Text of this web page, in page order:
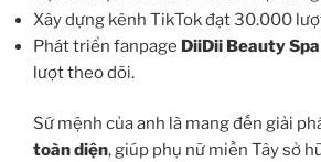
Xây dựng kênh TikTok đạt 30.000
Phát triển fanpage DiiDii Beauty Spa
lượt theo dõi.
Sứ mệnh của anh là mang đến giải
toàn diện, giúp phụ nữ miền Tây sở